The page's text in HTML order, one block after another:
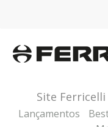
conteúdo
Site
Lançamentos